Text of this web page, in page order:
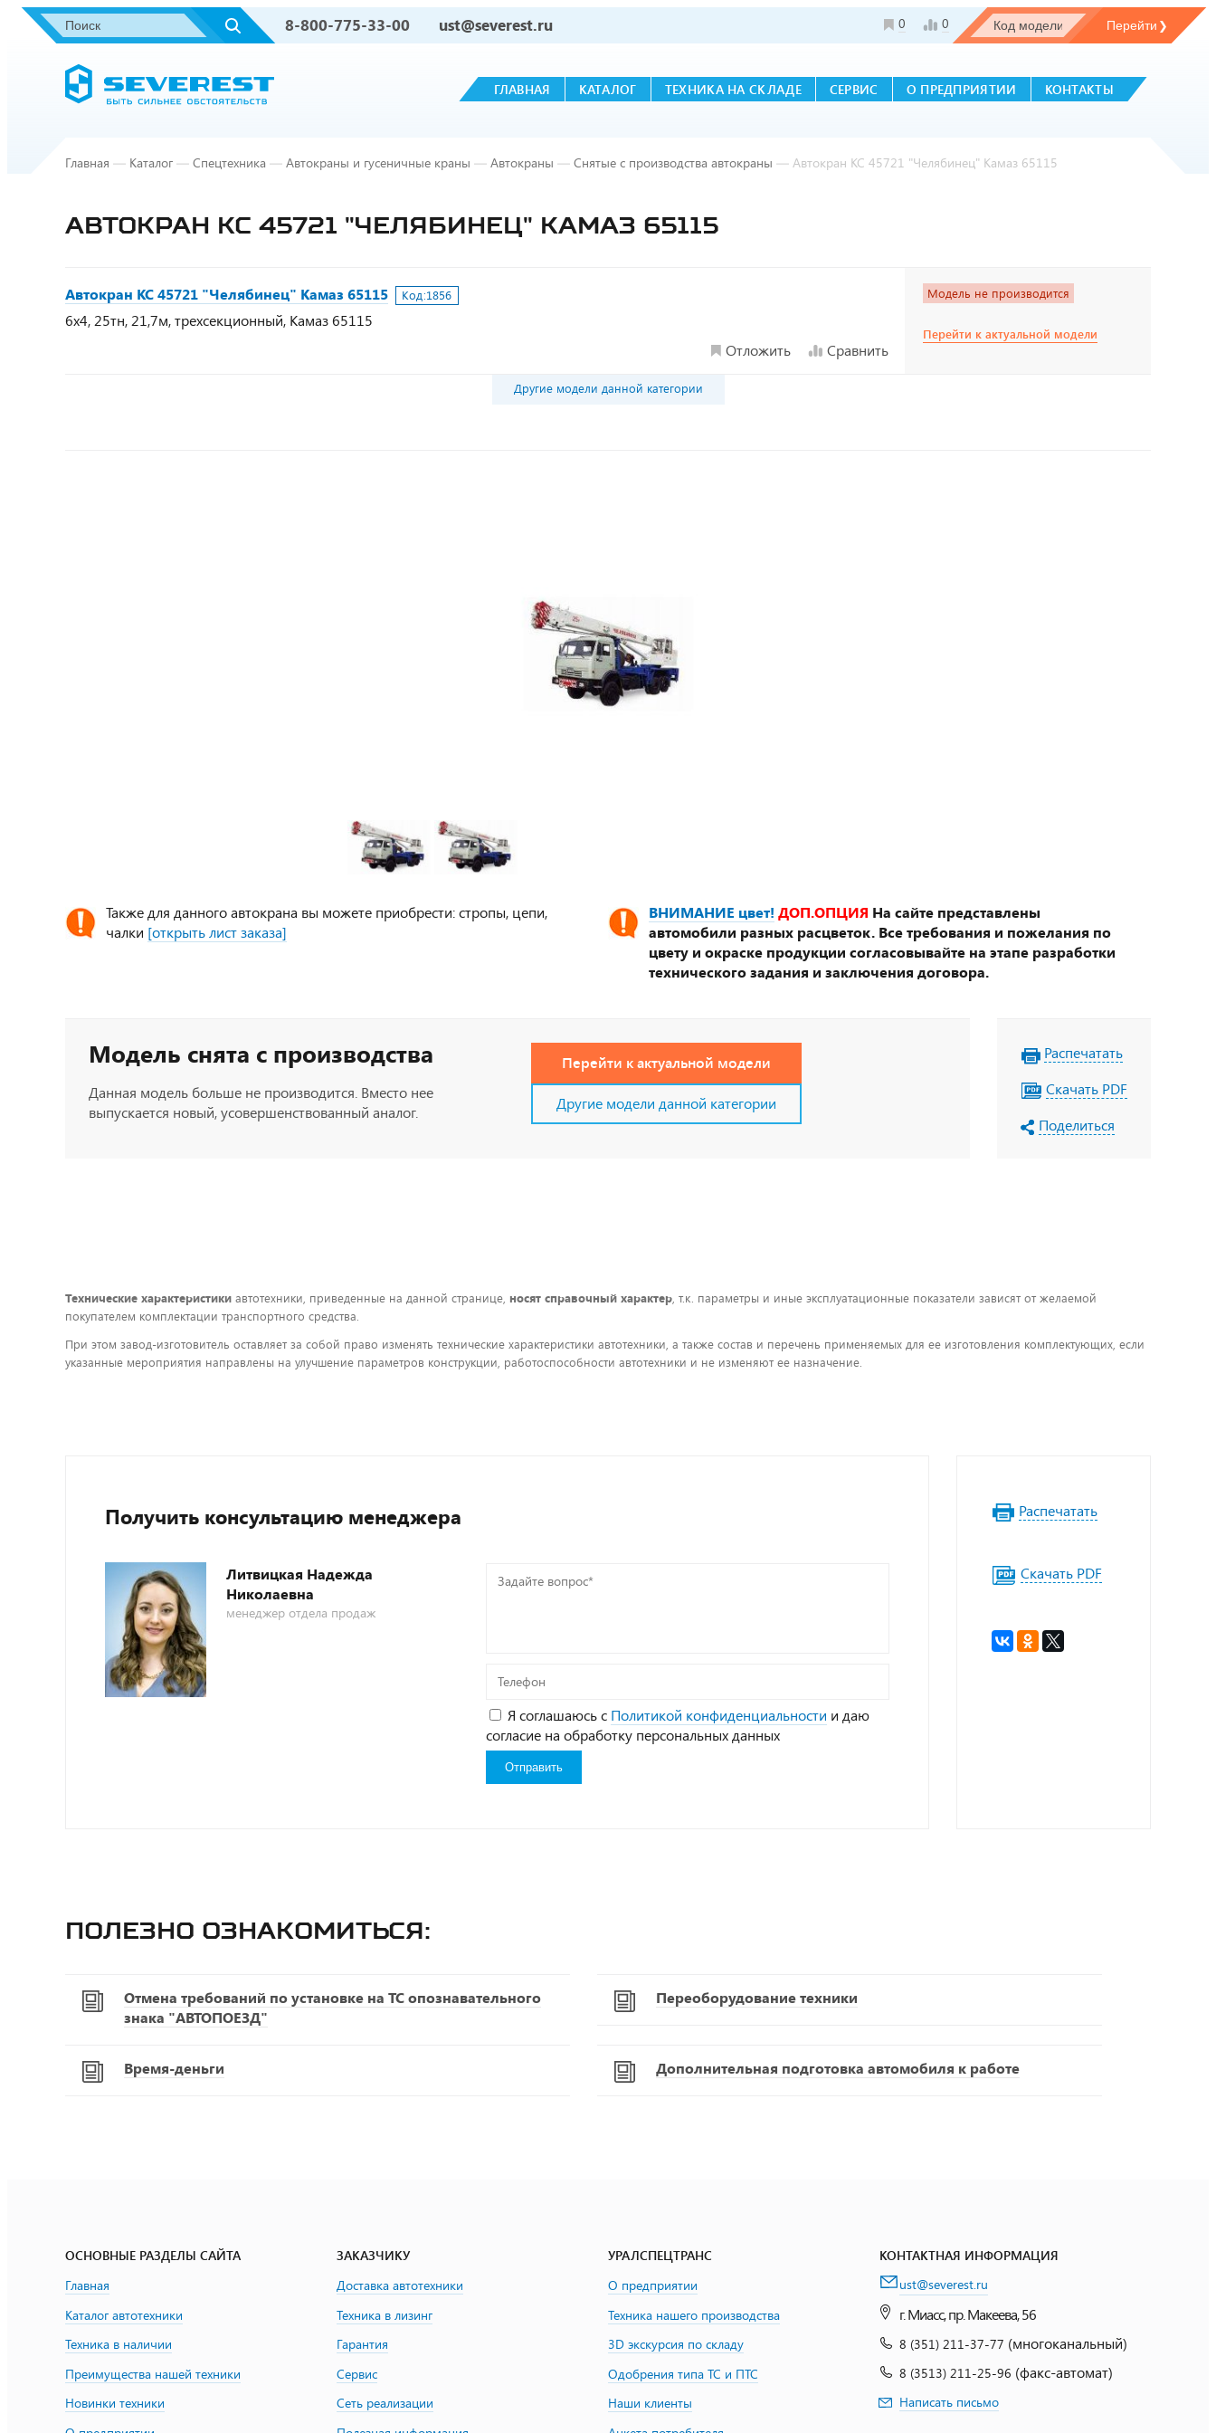
8-800-775-33-00 ust@severest.ru 0 0
ГЛАВНАЯ КАТАЛОГ ТЕХНИКА НА СКЛАДЕ СЕРВИС О ПРЕДПРИЯТИИ КОНТАКТЫ
Главная — Каталог — Спецтехника — Автокраны и гусеничные краны — Автокраны — Снятые с производства автокраны — Автокран КС 45721 "Челябинец" Камаз 65115
АВТОКРАН КС 45721 "ЧЕЛЯБИНЕЦ" КАМАЗ 65115
Автокран КС 45721 "Челябинец" Камаз 65115 Код:1856
6х4, 25тн, 21,7м, трехсекционный, Камаз 65115
Отложить
Сравнить
Модель не производится
Перейти к актуальной модели
Другие модели данной категории
Также для данного автокрана вы можете приобрести: стропы, цепи,
чалки [открыть лист заказа]
ВНИМАНИЕ цвет! ДОП.ОПЦИЯ На сайте представлены
автомобили разных расцветок. Все требования и пожелания по
цвету и окраске продукции согласовывайте на этапе разработки
технического задания и заключения договора.
Модель снята с производства
Данная модель больше не производится. Вместо нее
выпускается новый, усовершенствованный аналог.
Перейти к актуальной модели
Другие модели данной категории
Распечатать
Скачать PDF
Поделиться
Технические характеристики автотехники, приведенные на данной странице, носят справочный характер, т.к. параметры и иные эксплуатационные показатели зависят от желаемой
покупателем комплектации транспортного средства.
При этом завод-изготовитель оставляет за собой право изменять технические характеристики автотехники, а также состав и перечень применяемых для ее изготовления комплектующих, если
указанные мероприятия направлены на улучшение параметров конструкции, работоспособности автотехники и не изменяют ее назначение.
Получить консультацию менеджера
Литвицкая Надежда
Николаевна
менеджер отдела продаж
Задайте
Телефон
Я соглашаюсь с Политикой конфиденциальности и даю
согласие на обработку персональных данных
Распечатать
Скачать PDF
Полезно ознакомиться:
Отмена требований по установке на ТС опознавательного
знака "АВТОПОЕЗД"
Переоборудование техники
Время-деньги Дополнительная подготовка автомобиля к работе
ОСНОВНЫЕ РАЗДЕЛЫ САЙТА
Главная
Каталог автотехники
Техника в наличии
Преимущества нашей техники
Новинки техники
ЗАКАЗЧИКУ
Доставка автотехники
Техника в лизинг
Гарантия
Сервис
Сеть реализации
УРАЛСПЕЦТРАНС
О предприятии
Техника нашего производства
3D экскурсия по складу
Одобрения типа ТС и ПТС
Наши клиенты
КОНТАКТНАЯ ИНФОРМАЦИЯ
ust@severest.ru
г. Миасс, пр. Макеева, 56
8 (351) 211-37-77 (многоканальный)
8 (3513) 211-25-96 (факс-автомат)
Написать письмо